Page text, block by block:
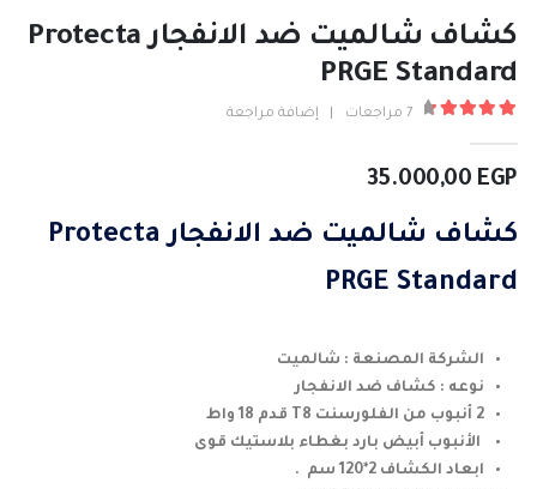
كشاف شالميت ضد الانفجار Protecta
PRGE Standard
7 مراجعات إضافة مراجعة
35.000,00 EGP
كشاف شالميت ضد الانفجار Protecta
PRGE Standard
الشركة المصنعة : شالميت
نوعه : كشاف ضد الانفجار
2 أنبوب من الفلورسنت T8 قدم 18 واط
الأنبوب أبيض بارد بغطاء بلاستيك قوى
ابعاد الكشاف 2*120 سم .